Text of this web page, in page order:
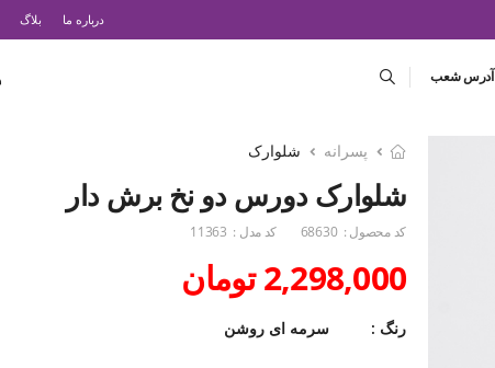
درباره ما بلاگ
آدرس شعب
پسرانه شلوارک
شلوارک دورس دو نخ برش دار
کد محصول : 68630 کد مدل : 11363
2,298,000 تومان
رنگ : سرمه ای روشن